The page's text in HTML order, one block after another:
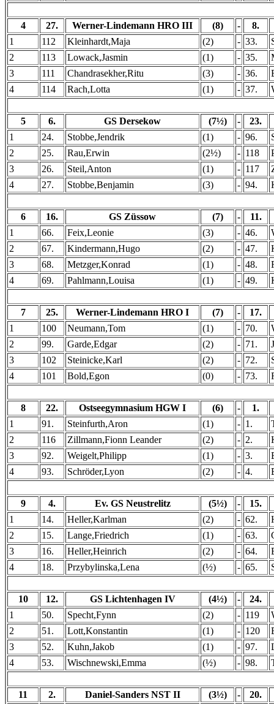
4 27. Werner-Lindemann HRO III (8) -
8.
1
112 Kleinhardt,Maja (2) - 33.
2
113 Lowack,Jasmin (1) - 35.
3
111 Chandrasekher,Ritu (3) - 36.
4
114 Rach,Lotta (1) - 37.
5 6. GS Dersekow (7½) -
23.
1
24. Stobbe,Jendrik (1) - 96.
2
25. Rau,Erwin (2½) - 118
3
26. Steil,Anton (1) - 117
4
27. Stobbe,Benjamin (3) - 94.
6 16. GS Züssow (7) -
11.
1
66. Feix,Leonie (3) - 46.
2
67. Kindermann,Hugo (2) - 47.
3
68. Metzger,Konrad (1) - 48.
4
69. Pahlmann,Louisa (1) - 49.
7 25. Werner-Lindemann HRO I (7) -
17.
1
100 Neumann,Tom (1) - 70.
2
99. Garde,Edgar (2) - 71.
3
102 Steinicke,Karl (2) - 72.
4
101 Bold,Egon (0) - 73.
8 22. Ostseegymnasium HGW I (6) -
1.
1
91. Steinfurth,Aron (1) - 1.
2
116 Zillmann,Fionn Leander (2) - 2.
3
92. Weigelt,Philipp (1) - 3.
4
93. Schröder,Lyon (2) - 4.
9 4. Ev. GS Neustrelitz (5½) -
15.
1
14. Heller,Karlman (2) - 62.
2
15. Lange,Friedrich (1) - 63.
3
16. Heller,Heinrich (2) - 64.
4
18. Przybylinska,Lena (½) - 65.
10 12. GS Lichtenhagen IV (4½) -
24.
1
50. Specht,Fynn (2) - 119
2
51. Lott,Konstantin (1) - 120
3
52. Kuhn,Jakob (1) - 97.
4
53. Wischnewski,Emma (½) - 98.
11 2. Daniel-Sanders NST II (3½) -
20.